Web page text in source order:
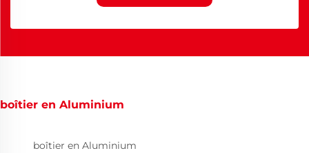
boîtier en Aluminium
boîtier en Aluminium